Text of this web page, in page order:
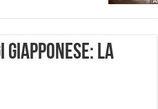
giapponese: la